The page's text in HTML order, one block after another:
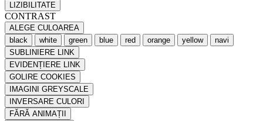
LIZIBILITATE
CONTRAST
ALEGE CULOAREA
black
white green blue red orange yellow
navi
SUBLINIERE LINK
EVIDENȚIERE LINK
GOLIRE COOKIES
IMAGINI GREYSCALE
INVERSARE CULORI
FĂRĂ ANIMAȚII